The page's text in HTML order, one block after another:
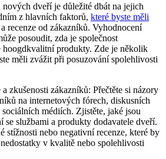
dveří je důležité dbát na jejich
z hlavních faktorů, které byste měli
recenze od zákazníků. Vyhodnocení
posoudit, zda je společnost
hoogdkvalitní produkty. Zde je několik
měli zvážit při posuzování spolehlivosti
zkušenosti zákazníků: Přečtěte si názory
na internetových fórech, diskusních
médiích. Zjistěte, jaké jsou
se službami a produkty dodavatele dveří.
stížnosti nebo negativní recenze, které by
v kvalitě nebo spolehlivosti